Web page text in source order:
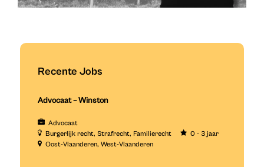
Recente Jobs
Advocaat – Winston
Advocaat
Burgerlijk recht Strafrecht Familierecht
0 - 3 jaar
Oost-Vlaanderen West-Vlaanderen